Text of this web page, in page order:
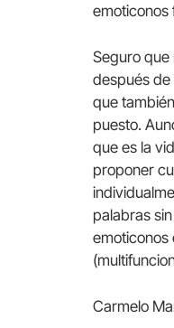
emoticonos
Seguro que
después
que
puesto.
que es la
proponer
palabras
emoticonos
Carmelo